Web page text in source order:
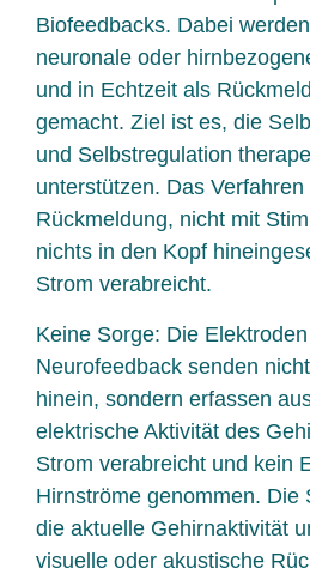
Biofeedbacks. Dabei
neuronale oder
und in Echtzeit als
gemacht. Ziel ist es, die
und Selbstregulation
unterstützen. Das
Rückmeldung, nicht mit
nichts in den Kopf
Strom verabreicht.
Keine Sorge: Die
Neurofeedback senden
hinein, sondern erfassen
elektrische Aktivität des
Strom verabreicht und kein
Hirnströme genommen. Die
die aktuelle Gehirnaktivität
visuelle oder akustische